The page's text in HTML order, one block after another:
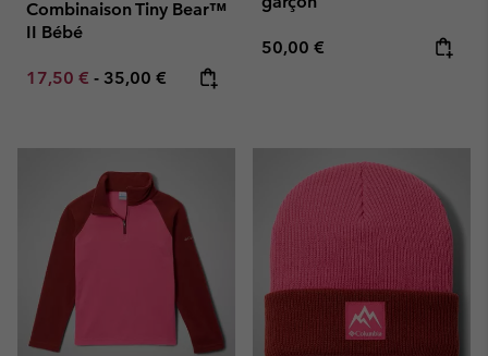
Combinaison Tiny Bear™
II Bébé
Minimum sale price:
17,50 € - Maximum price:
35,00 €
Regular price:
50,00 €